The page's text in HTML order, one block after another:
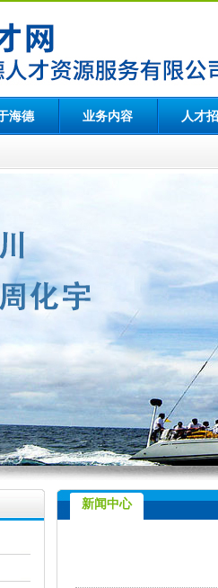
海德 业务内容 人才
新闻中心